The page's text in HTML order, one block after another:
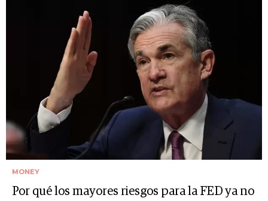
MONEY
Por qué los mayores riesgos para la FED ya no